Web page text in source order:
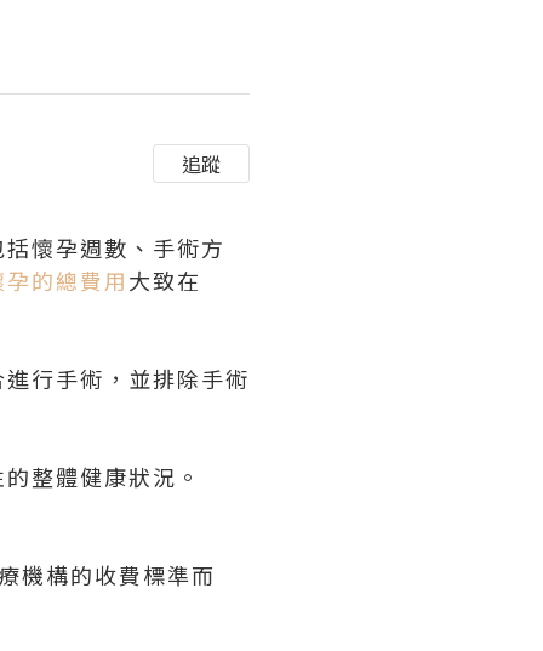
追蹤
懷孕週數、手術方
的總費用大致在
行手術，並排除手術
整體健康狀況。
機構的收費標準而